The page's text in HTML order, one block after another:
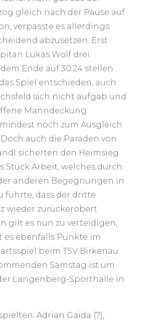
gleich nach der Pause auf
verpasste es allerdings
abzusetzen. Erst
Lukas Wolf drei
Ende auf 30:24 stellen
Spiel entschieden, auch
sich nicht aufgab und
Manndeckung
noch zum Ausgleich
auch die Paraden von
sicherten den Heimsieg
Stück Arbeit, welches durch
anderen Begegnungen in
führte, dass der dritte
wieder zurückerobert
gilt es nun zu verteidigen,
es ebenfalls Punkte im
beim TSV Birkenau.
Samstag ist um
Langenberg-Sporthalle in
Adrian Gaida (7),